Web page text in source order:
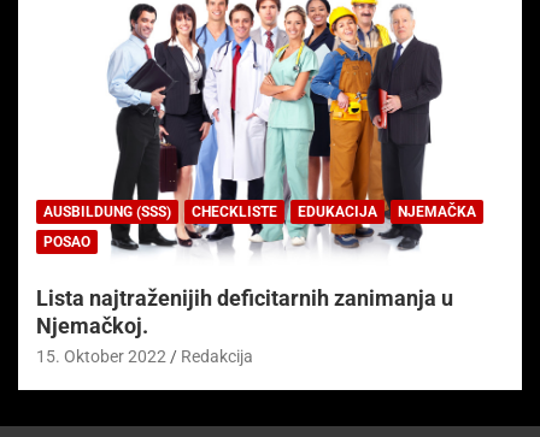
AUSBILDUNG (SSS) CHECKLISTE EDUKACIJA
NJEMAČKA
POSAO
Lista najtraženijih deficitarnih zanimanja u
Njemačkoj.
15. Oktober 2022 Redakcija